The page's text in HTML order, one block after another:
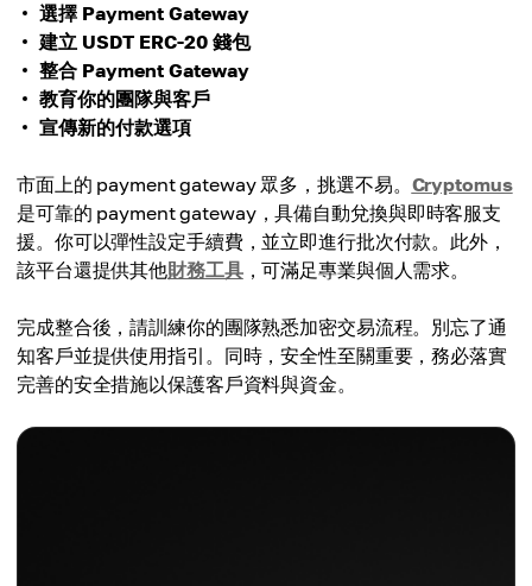
選擇 Payment Gateway
建立 USDT ERC-20 錢包
整合 Payment Gateway
教育你的團隊與客戶
宣傳新的付款選項
市面上的 payment gateway 眾多，挑選不易。 Cryptomus
是可靠的 payment gateway，具備自動兌換與即時客服支
援。你可以彈性設定手續費，並立即進行批次付款。此外，
該平台還提供其他財務工具，可滿足專業與個人需求。
完成整合後，請訓練你的團隊熟悉加密交易流程。別忘了通
知客戶並提供使用指引。同時，安全性至關重要，務必落實
完善的安全措施以保護客戶資料與資金。